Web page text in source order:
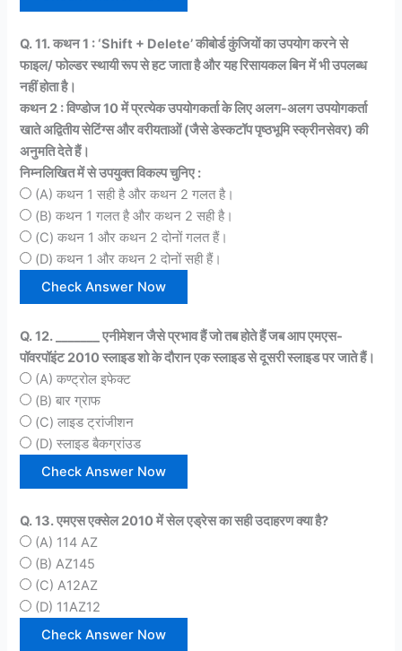
Q. 11. कथन 1 : ‘Shift + Delete’ कीबोर्ड कुंजियों का उपयोग करने से
फाइल/ फोल्डर स्थायी रूप से हट जाता है और यह रिसायकल बिन में भी उपलब्ध
नहीं होता है।
कथन 2 : विण्डोज 10 में प्रत्येक उपयोगकर्ता के लिए अलग-अलग उपयोगकर्ता
खाते अद्वितीय सेटिंग्स और वरीयताओं (जैसे डेस्कटॉप पृष्ठभूमि स्क्रीनसेवर) की
अनुमति देते हैं।
निम्नलिखित में से उपयुक्त विकल्प चुनिए :
(A) कथन 1 सही है और कथन 2 गलत है।
(B) कथन 1 गलत है और कथन 2 सही है।
(C) कथन 1 और कथन 2 दोनों गलत हैं।
(D) कथन 1 और कथन 2 दोनों सही हैं।
Q. 12. _______ एनीमेशन जैसे प्रभाव हैं जो तब होते हैं जब आप एमएस-
पॉवरपॉइंट 2010 स्लाइड शो के दौरान एक स्लाइड से दूसरी स्लाइड पर जाते हैं।
(A) कण्ट्रोल इफेक्ट
(B) बार ग्राफ
(C) लाइड ट्रांजीशन
(D) स्लाइड बैकग्रांउड
Q. 13. एमएस एक्सेल 2010 में सेल एड्रेस का सही उदाहरण क्या है?
(A) 114 AZ
(B) AZ145
(C) A12AZ
(D) 11AZ12